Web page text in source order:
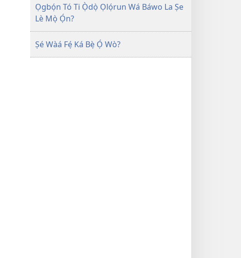
Ọgbọ́n Tó Ti Ọ̀dọ̀ Ọlọ́run Wá Báwo La Ṣe
Lè Mọ̀ Ọ́n?
Ṣé Wàá Fẹ́ Ká Bẹ̀ Ọ́ Wò?